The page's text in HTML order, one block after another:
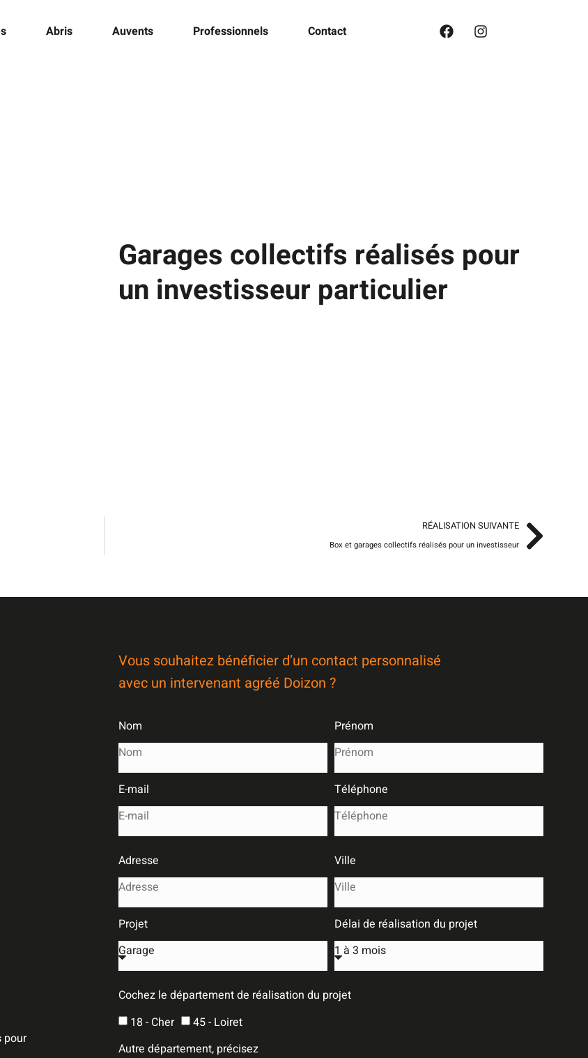
Abris Auvents Professionnels Contact
Garages collectifs réalisés pour
un investisseur particulier
RÉALISATION SUIVANTE
Box et garages collectifs réalisés pour un investisseur
pour
Vous souhaitez bénéficier d’un contact personnalisé
avec un intervenant agréé Doizon ?
Nom Prénom
E-mail Téléphone
Adresse Ville
Projet Délai de réalisation du projet
Cochez le département de réalisation du projet
18 - Cher
45 - Loiret
Autre département, précisez